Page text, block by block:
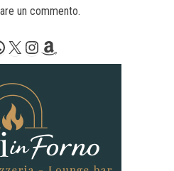
un commento.
X Instagram
Amazon